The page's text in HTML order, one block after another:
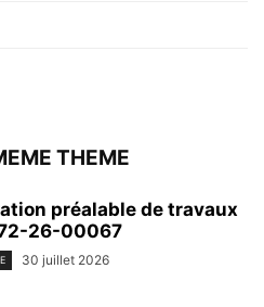
THEME
préalable de travaux
26-00067
30 juillet 2026